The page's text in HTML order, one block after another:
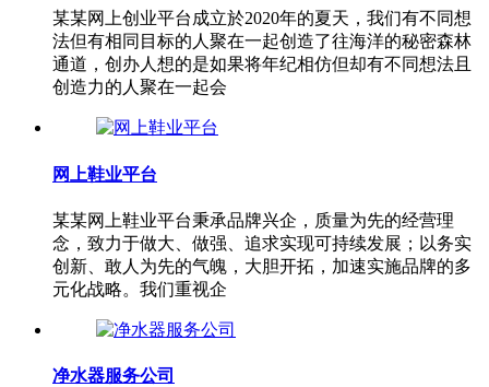
某某网上创业平台成立於2020年的夏天，我们有不同想
法但有相同目标的人聚在一起创造了往海洋的秘密森林
通道，创办人想的是如果将年纪相仿但却有不同想法且
创造力的人聚在一起会
网上鞋业平台
某某网上鞋业平台秉承品牌兴企，质量为先的经营理
念，致力于做大、做强、追求实现可持续发展；以务实
创新、敢人为先的气魄，大胆开拓，加速实施品牌的多
元化战略。我们重视企
净水器服务公司